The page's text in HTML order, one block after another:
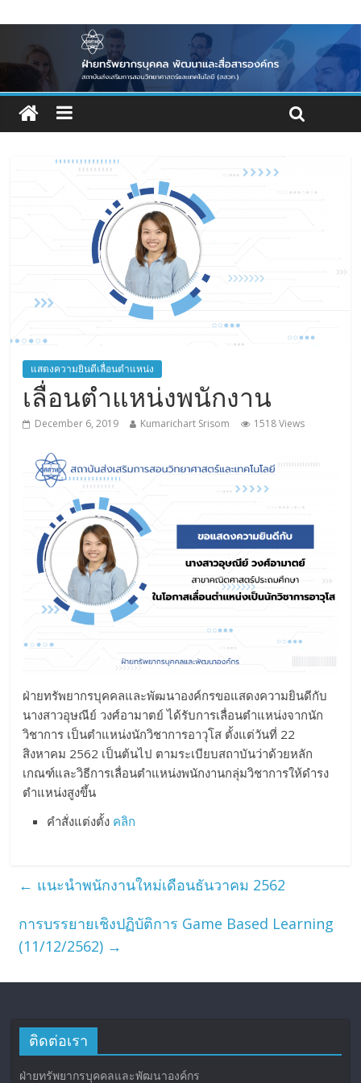
แสดงความยินดีเลื่อนตำแหน่ง
เลื่อนตำแหน่งพนักงาน
December 6, 2019 Kumarichart Srisom 1518 Views
ฝ่ายทรัพยากรบุคคลและพัฒนาองค์กรขอแสดงความยินดีกับ
นางสาวอุษณีย์ วงศ์อามาตย์ ได้รับการเลื่อนตำแหน่งจากนัก
วิชาการ เป็นตำแหน่งนักวิชาการอาวุโส ตั้งแต่วันที่ 22
สิงหาคม 2562 เป็นต้นไป ตามระเบียบสถาบันว่าด้วยหลัก
เกณฑ์และวิธีการเลื่อนตำแหน่งพนักงานกลุ่มวิชาการให้ดำรง
ตำแหน่งสูงขึ้น
คำสั่งแต่งตั้ง คลิก
← แนะนำพนักงานใหม่เดือนธันวาคม 2562
การบรรยายเชิงปฏิบัติการ Game Based Learning
(11/12/2562) →
ติดต่อเรา
ฝ่ายทรัพยากรบุคคลและพัฒนาองค์กร